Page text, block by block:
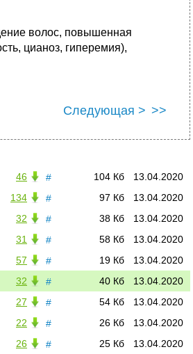
волос, повышенная
цианоз, гиперемия),
Следующая > >>
# 13.04.2020
104 Кб
46
#
13.04.2020
97 Кб
134
#
13.04.2020
38 Кб
32
#
13.04.2020
58 Кб
31
#
13.04.2020
19 Кб
57
#
13.04.2020
40 Кб
32
#
13.04.2020
54 Кб
27
#
13.04.2020
26 Кб
22
#
13.04.2020
25 Кб
26